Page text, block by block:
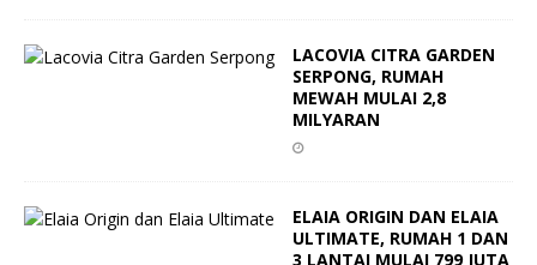
LACOVIA CITRA GARDEN
SERPONG, RUMAH
MEWAH MULAI 2,8
MILYARAN
ELAIA ORIGIN DAN ELAIA
ULTIMATE, RUMAH 1 DAN
3 LANTAI MULAI 799 JUTA